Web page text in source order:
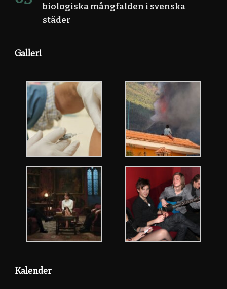
biologiska mångfalden i svenska
städer
Galleri
Kalender